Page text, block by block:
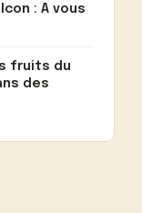
: A vous
fruits du
des